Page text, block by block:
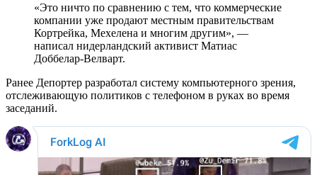
«Это ничто по сравнению с тем, что коммерческие
компании уже продают местным правительствам
Кортрейка, Мехелена и многим другим», —
написал нидерландский активист Матиас
Доббелар-Велварт.
Ранее Депортер разработал систему компьютерного зрения,
отслеживающую политиков с телефоном в руках во время
заседаний.